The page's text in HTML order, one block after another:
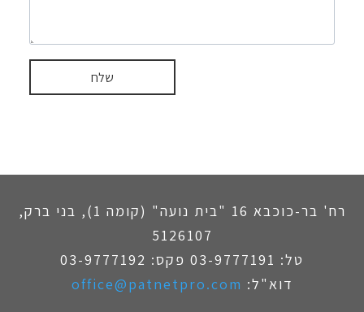
רח' בר-כוכבא 16 "בית נועה" (קומה 1), בני ברק,
5126107
טל: 03-9777191 פקס: 03-9777192
דוא"ל: office@patnetpro.com